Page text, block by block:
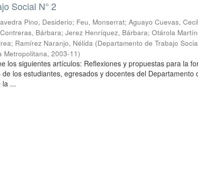
Social N° 2
Pino, Desiderio; Feu, Monserrat;Aguayo Cuevas,
Bárbara;Jerez Henríquez, Bárbara;Otárola
; Ramírez Naranjo, Nélida (Departamento de Trabajo
Metropolitana,2003-11)
los siguientes artículos: Reflexiones y propuestas para la
los estudiantes, egresados y docentes del Departamento
la ...